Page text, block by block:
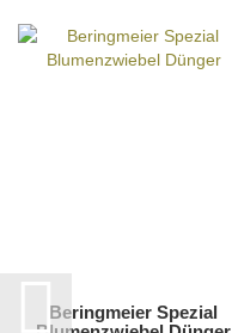
Beringmeier Spezial